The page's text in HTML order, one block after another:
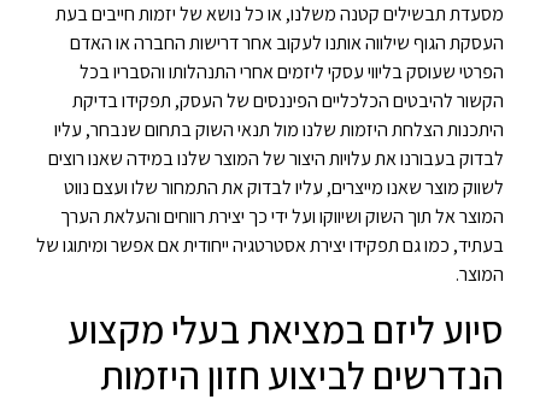
מסעדת תבשילים קטנה משלנו, או כל נושא של יזמות חייבים בעת
העסקת הגוף שילווה אותנו לעקוב אחר דרישות החברה או האדם
הפרטי שעוסק בליווי עסקי ליזמים אחרי התנהלותו והסבריו בכל
הקשור להיבטים הכלכליים הפיננסים של העסק, תפקידו בדיקת
היתכנות הצלחת היזמות שלנו מול תנאי השוק בתחום שנבחר, עליו
לבדוק בעבורנו את עלויות היצור של המוצר שלנו במידה שאנו רוצים
לשווק מוצר שאנו מייצרים, עליו לבדוק את התמחור שלו ועצם נווט
המוצר אל תוך השוק ושיווקו ועל ידי כך יצירת רווחים והעלאת הערך
בעתיד, כמו גם תפקידו יצירת אסטרטגיה ייחודית אם אפשר ומיתוגו של
המוצר.
סיוע ליזם במציאת בעלי מקצוע
הנדרשים לביצוע חזון היזמות